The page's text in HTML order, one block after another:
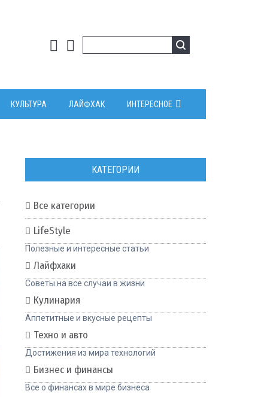
КУЛЬТУРА ЛАЙФХАК ИНТЕРЕСНОЕ
КАТЕГОРИИ
Все категории
LifeStyle
Полезные и интересные статьи
Лайфхаки
Советы на все случаи в жизни
Кулинария
Аппетитные и вкусные рецепты
Техно и авто
Достижения из мира технологий
Бизнес и финансы
Все о финансах в мире бизнеса